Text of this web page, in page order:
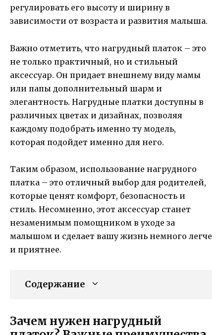
регулировать его высоту и ширину в
зависимости от возраста и развития малыша.
Важно отметить, что нагрудный платок – это
не только практичный, но и стильный
аксессуар. Он придает внешнему виду мамы
или папы дополнительный шарм и
элегантность. Нагрудные платки доступны в
различных цветах и дизайнах, позволяя
каждому подобрать именно ту модель,
которая подойдет именно для него.
Таким образом, использование нагрудного
платка – это отличный выбор для родителей,
которые ценят комфорт, безопасность и
стиль. Несомненно, этот аксессуар станет
незаменимым помощником в уходе за
малышом и сделает вашу жизнь немного легче
и приятнее.
Содержание
Зачем нужен нагрудный